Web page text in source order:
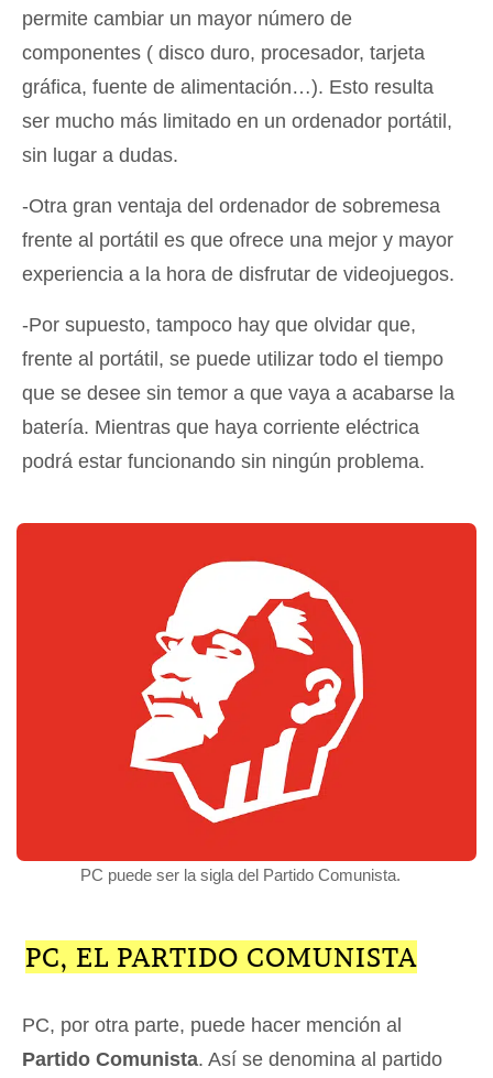
permite cambiar un mayor número de
componentes ( disco duro, procesador, tarjeta
gráfica, fuente de alimentación…). Esto resulta
ser mucho más limitado en un ordenador portátil,
sin lugar a dudas.
-Otra gran ventaja del ordenador de sobremesa
frente al portátil es que ofrece una mejor y mayor
experiencia a la hora de disfrutar de videojuegos.
-Por supuesto, tampoco hay que olvidar que,
frente al portátil, se puede utilizar todo el tiempo
que se desee sin temor a que vaya a acabarse la
batería. Mientras que haya corriente eléctrica
podrá estar funcionando sin ningún problema.
PC puede ser la sigla del Partido Comunista.
PC, EL PARTIDO COMUNISTA
PC, por otra parte, puede hacer mención al
Partido Comunista. Así se denomina al partido